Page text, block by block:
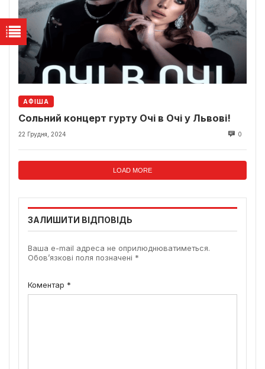
АФІША
Сольний концерт гурту Очі в Очі у Львові!
22 Грудня, 2024 0
LOAD MORE
ЗАЛИШИТИ ВІДПОВІДЬ
Ваша e-mail адреса не оприлюднюватиметься.
Обов’язкові поля позначені *
Коментар *